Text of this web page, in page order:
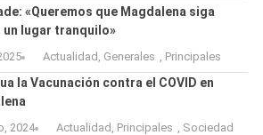
«Queremos que Magdalena siga
un lugar tranquilo»
Actualidad , Generales , Principales
la Vacunación contra el COVID en
2024 Actualidad , Principales , Sociedad